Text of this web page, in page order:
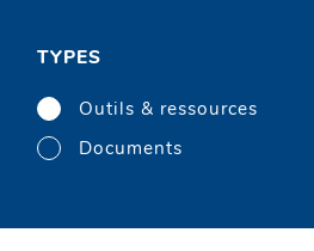
TYPES
Outils & ressources
Documents